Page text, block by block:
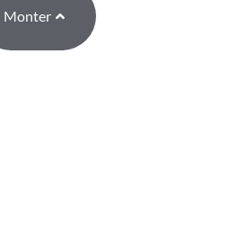
Monter